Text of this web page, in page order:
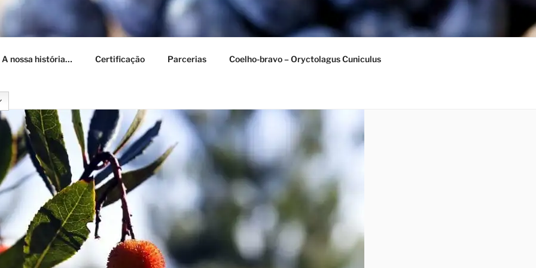
A nossa história… Certificação Parcerias Coelho-bravo – Oryctolagus Cuniculus